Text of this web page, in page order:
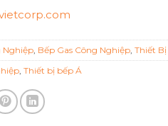
Nghiệp Bếp Gas Công Nghiệp ,Thiết
,Thiết bị bếp Á